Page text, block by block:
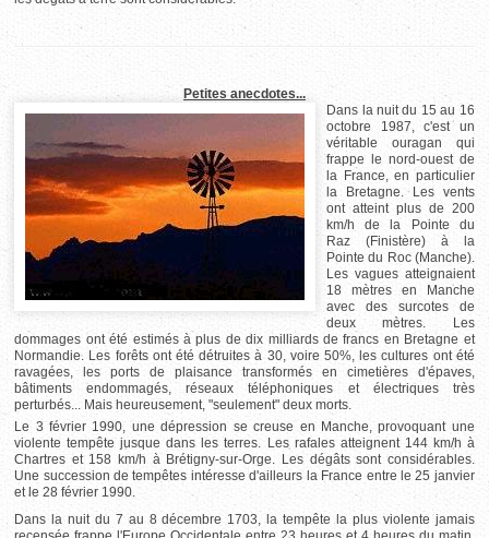
Petites anecdotes...
Dans la nuit du 15 au 16
octobre 1987, c'est un
véritable ouragan qui
frappe le nord-ouest de
la France, en particulier
la Bretagne. Les vents
ont atteint plus de 200
km/h de la Pointe du
Raz (Finistère) à la
Pointe du Roc (Manche).
Les vagues atteignaient
18 mètres en Manche
avec des surcotes de
deux mètres. Les
dommages ont été estimés à plus de dix milliards de francs en Bretagne et
Normandie. Les forêts ont été détruites à 30, voire 50%, les cultures ont été
ravagées, les ports de plaisance transformés en cimetières d'épaves,
bâtiments endommagés, réseaux téléphoniques et électriques très
perturbés... Mais heureusement, "seulement" deux morts.
Le 3 février 1990, une dépression se creuse en Manche, provoquant une
violente tempête jusque dans les terres. Les rafales atteignent 144 km/h à
Chartres et 158 km/h à Brétigny-sur-Orge. Les dégâts sont considérables.
Une succession de tempêtes intéresse d'ailleurs la France entre le 25 janvier
et le 28 février 1990.
Dans la nuit du 7 au 8 décembre 1703, la tempête la plus violente jamais